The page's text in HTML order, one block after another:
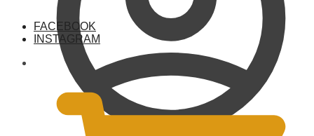
FACEBOOK
INSTAGRAM